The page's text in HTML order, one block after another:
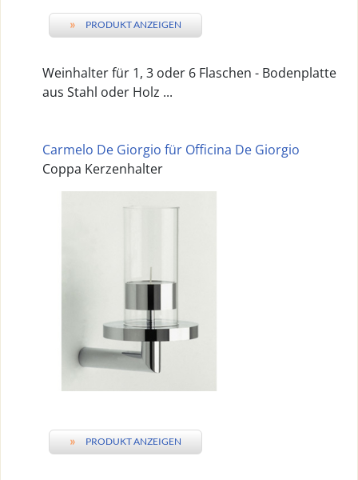
» PRODUKT ANZEIGEN
Weinhalter für 1, 3 oder 6 Flaschen - Bodenplatte
aus Stahl oder Holz ...
Carmelo De Giorgio für Officina De Giorgio
Coppa Kerzenhalter
» PRODUKT ANZEIGEN